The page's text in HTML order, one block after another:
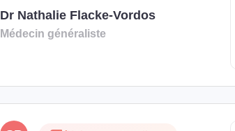
Dr Nathalie Flacke-Vordos
Médecin généraliste